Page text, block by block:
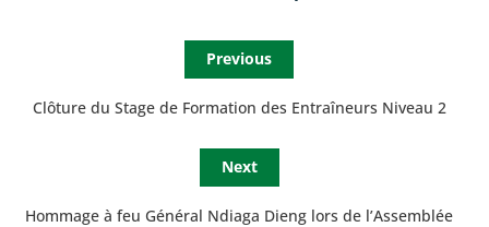
Previous
Clôture du Stage de Formation des Entraîneurs Niveau 2
Next
Hommage à feu Général Ndiaga Dieng lors de l’Assemblée